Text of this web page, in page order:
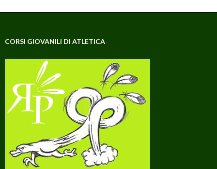
CORSI GIOVANILI DI ATLETICA